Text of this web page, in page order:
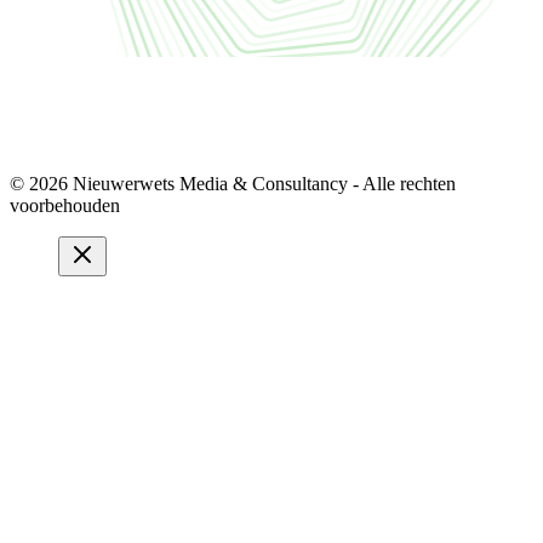
© 2026 Nieuwerwets Media & Consultancy - Alle rechten
voorbehouden